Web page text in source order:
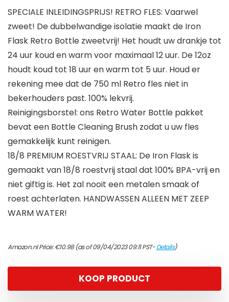
SPECIALE INLEIDINGSPRIJS! RETRO FLES: Vaarwel
zweet! De dubbelwandige isolatie maakt de Iron
Flask Retro Bottle zweetvrij! Het houdt uw drankje tot
24 uur koud en warm voor maximaal 12 uur. De 12oz
houdt koud tot 18 uur en warm tot 5 uur. Houd er
rekening mee dat de 750 ml Retro fles niet in
bekerhouders past. 100% lekvrij.
Reinigingsborstel: ons Retro Water Bottle pakket
bevat een Bottle Cleaning Brush zodat u uw fles
gemakkelijk kunt reinigen.
18/8 PREMIUM ROESTVRIJ STAAL: De Iron Flask is
gemaakt van 18/8 roestvrij staal dat 100% BPA-vrij en
niet giftig is. Het zal nooit een metalen smaak of
roest achterlaten. HANDWASSEN ALLEEN MET ZEEP
WARM WATER!
Amazon.nl Price:€10.98(as of 09/04/2023 09:11 PST-Details)
KOOP PRODUCT